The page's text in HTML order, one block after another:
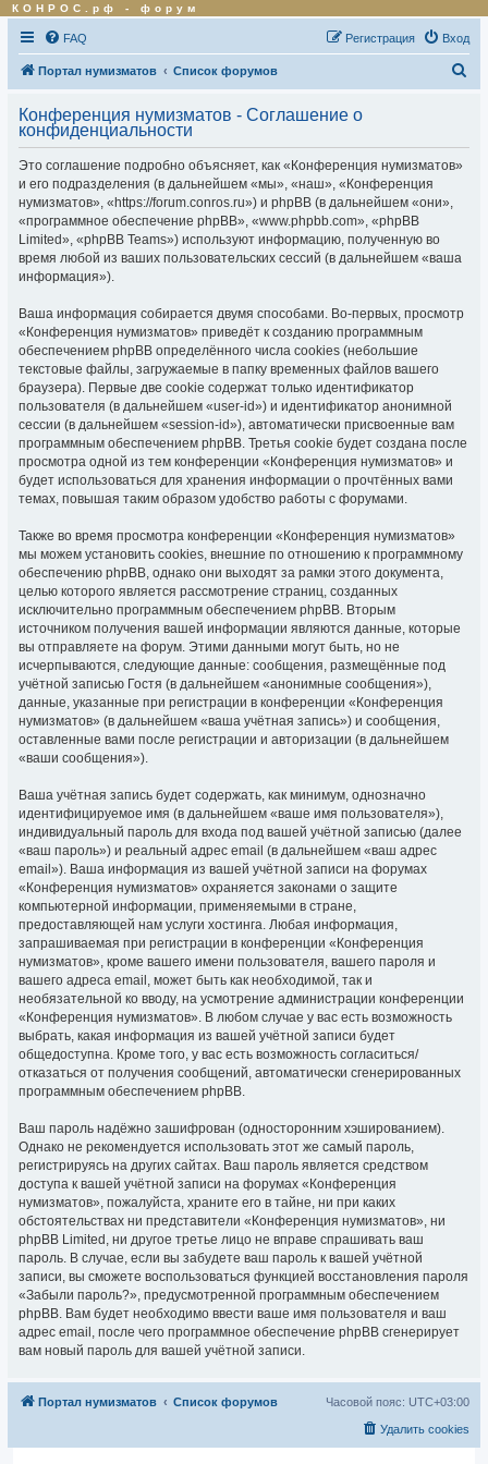
КОНРОС.рф - форум
FAQ Вход
Регистрация
Портал нумизматов Список форумов
с
Конференция нумизматов - Соглашение о
конфиденциальности
Это соглашение подробно объясняет, как «Конференция нумизматов»
и его подразделения (в дальнейшем «мы», «наш», «Конференция
нумизматов», «https://forum.conros.ru») и phpBB (в дальнейшем «они»,
«программное обеспечение phpBB», «www.phpbb.com», «phpBB
Limited», «phpBB Teams») используют информацию, полученную во
время любой из ваших пользовательских сессий (в дальнейшем «ваша
информация»).
Ваша информация собирается двумя способами. Во-первых, просмотр
«Конференция нумизматов» приведёт к созданию программным
обеспечением phpBB определённого числа cookies (небольшие
текстовые файлы, загружаемые в папку временных файлов вашего
браузера). Первые две cookie содержат только идентификатор
пользователя (в дальнейшем «user-id») и идентификатор анонимной
сессии (в дальнейшем «session-id»), автоматически присвоенные вам
программным обеспечением phpBB. Третья cookie будет создана после
просмотра одной из тем конференции «Конференция нумизматов» и
будет использоваться для хранения информации о прочтённых вами
темах, повышая таким образом удобство работы с форумами.
Также во время просмотра конференции «Конференция нумизматов»
мы можем установить cookies, внешние по отношению к программному
обеспечению phpBB, однако они выходят за рамки этого документа,
целью которого является рассмотрение страниц, созданных
исключительно программным обеспечением phpBB. Вторым
источником получения вашей информации являются данные, которые
вы отправляете на форум. Этими данными могут быть, но не
исчерпываются, следующие данные: сообщения, размещённые под
учётной записью Гостя (в дальнейшем «анонимные сообщения»),
данные, указанные при регистрации в конференции «Конференция
нумизматов» (в дальнейшем «ваша учётная запись») и сообщения,
оставленные вами после регистрации и авторизации (в дальнейшем
«ваши сообщения»).
Ваша учётная запись будет содержать, как минимум, однозначно
идентифицируемое имя (в дальнейшем «ваше имя пользователя»),
индивидуальный пароль для входа под вашей учётной записью (далее
«ваш пароль») и реальный адрес email (в дальнейшем «ваш адрес
email»). Ваша информация из вашей учётной записи на форумах
«Конференция нумизматов» охраняется законами о защите
компьютерной информации, применяемыми в стране,
предоставляющей нам услуги хостинга. Любая информация,
запрашиваемая при регистрации в конференции «Конференция
нумизматов», кроме вашего имени пользователя, вашего пароля и
вашего адреса email, может быть как необходимой, так и
необязательной ко вводу, на усмотрение администрации конференции
«Конференция нумизматов». В любом случае у вас есть возможность
выбрать, какая информация из вашей учётной записи будет
общедоступна. Кроме того, у вас есть возможность согласиться/
отказаться от получения сообщений, автоматически сгенерированных
программным обеспечением phpBB.
Ваш пароль надёжно зашифрован (односторонним хэшированием).
Однако не рекомендуется использовать этот же самый пароль,
регистрируясь на других сайтах. Ваш пароль является средством
доступа к вашей учётной записи на форумах «Конференция
нумизматов», пожалуйста, храните его в тайне, ни при каких
обстоятельствах ни представители «Конференция нумизматов», ни
phpBB Limited, ни другое третье лицо не вправе спрашивать ваш
пароль. В случае, если вы забудете ваш пароль к вашей учётной
записи, вы сможете воспользоваться функцией восстановления пароля
«Забыли пароль?», предусмотренной программным обеспечением
phpBB. Вам будет необходимо ввести ваше имя пользователя и ваш
адрес email, после чего программное обеспечение phpBB сгенерирует
вам новый пароль для вашей учётной записи.
Портал нумизматов Список форумов Часовой пояс: UTC+03:00
Удалить cookies